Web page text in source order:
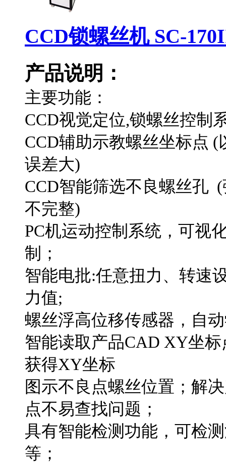
CCD锁螺丝机 SC-
产品说明：
主要功能：
CCD视觉定位,锁螺丝控制
CCD辅助示教螺丝坐标点
误差大)
CCD智能筛选不良螺丝孔
不完整)
PC机运动控制系统，可视
制；
智能电批:任意扭力、转速
力值;
螺丝浮高位移传感器，自
智能读取产品CAD XY坐标
获得XY坐标
图示不良点螺丝位置；解
点不易查找问题；
具有智能检测功能，可检
等；